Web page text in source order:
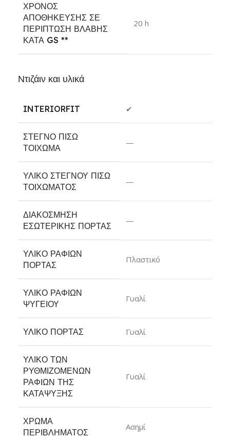
ΧΡΌΝΟΣ
ΑΠΟΘΉΚΕΥΣΗΣ ΣΕ
ΠΕΡΊΠΤΩΣΗ ΒΛΆΒΗΣ
ΚΑΤΆ GS **
20 h
Ντιζάιν και υλικά
INTERIORFIT ✔
ΣΤΕΓΝΌ ΠΊΣΩ
ΤΟΊΧΩΜΑ
—
ΥΛΙΚΌ ΣΤΕΓΝΟΎ ΠΊΣΩ
ΤΟΙΧΏΜΑΤΟΣ
—
ΔΙΑΚΌΣΜΗΣΗ
ΕΣΩΤΕΡΙΚΉΣ ΠΌΡΤΑΣ
—
ΥΛΙΚΌ ΡΑΦΙΏΝ
ΠΌΡΤΑΣ
Πλαστικό
ΥΛΙΚΌ ΡΑΦΙΏΝ
ΨΥΓΕΊΟΥ
Γυαλί
ΥΛΙΚΌ ΠΌΡΤΑΣ Γυαλί
ΥΛΙΚΌ ΤΩΝ
ΡΥΘΜΙΖΌΜΕΝΩΝ
ΡΑΦΙΏΝ ΤΗΣ
ΚΑΤΆΨΥΞΗΣ
Γυαλί
ΧΡΏΜΑ
ΠΕΡΙΒΛΉΜΑΤΟΣ
Ασημί